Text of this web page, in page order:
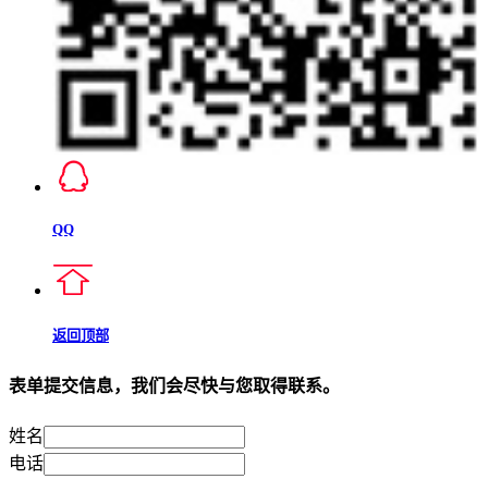
QQ
返回顶部
表单提交信息，我们会尽快与您取得联系。
姓名
电话